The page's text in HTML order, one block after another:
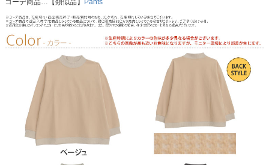
コーデ商品…【類似品】
Pants